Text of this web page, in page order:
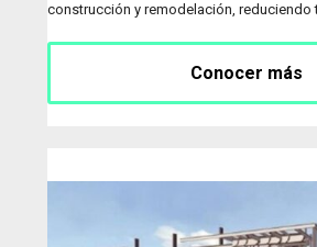
construcción y remodelación,
Conocer más